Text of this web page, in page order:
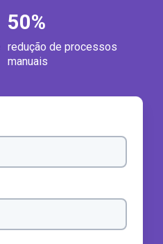
50%
redução de processos
manuais